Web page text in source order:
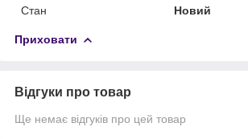
Стан Новий
Приховати
Відгуки про товар
Ще немає відгуків про цей товар